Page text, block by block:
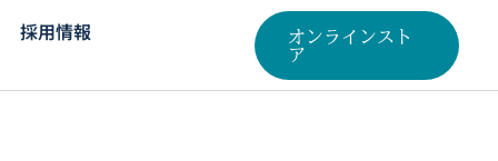
採用情報
オンラインスト
ア